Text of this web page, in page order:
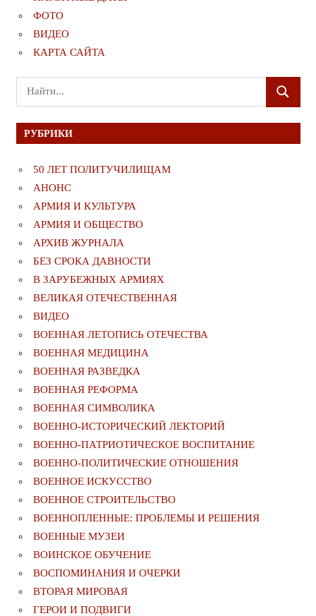
ФОТО
ВИДЕО
КАРТА САЙТА
Поиск
для:
ПОИСК
РУБРИКИ
50 ЛЕТ ПОЛИТУЧИЛИЩАМ
АНОНС
АРМИЯ И КУЛЬТУРА
АРМИЯ И ОБЩЕСТВО
АРХИВ ЖУРНАЛА
БЕЗ СРОКА ДАВНОСТИ
В ЗАРУБЕЖНЫХ АРМИЯХ
ВЕЛИКАЯ ОТЕЧЕСТВЕННАЯ
ВИДЕО
ВОЕННАЯ ЛЕТОПИСЬ ОТЕЧЕСТВА
ВОЕННАЯ МЕДИЦИНА
ВОЕННАЯ РАЗВЕДКА
ВОЕННАЯ РЕФОРМА
ВОЕННАЯ СИМВОЛИКА
ВОЕННО-ИСТОРИЧЕСКИЙ ЛЕКТОРИЙ
ВОЕННО-ПАТРИОТИЧЕСКОЕ ВОСПИТАНИЕ
ВОЕННО-ПОЛИТИЧЕСКИE ОТНОШЕНИЯ
ВОЕННОЕ ИСКУССТВО
ВОЕННОЕ СТРОИТЕЛЬСТВО
ВОЕННОПЛЕННЫЕ: ПРОБЛЕМЫ И РЕШЕНИЯ
ВОЕННЫЕ МУЗЕИ
ВОИНСКОЕ ОБУЧЕНИЕ
ВОСПОМИНАНИЯ И ОЧЕРКИ
ВТОРАЯ МИРОВАЯ
ГЕРОИ И ПОДВИГИ